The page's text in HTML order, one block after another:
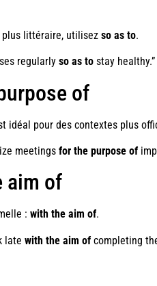
plus littéraire, utilisezso as to.
regularlyso as to stay healthy.”
of
idéal pour des contextes plus
meetingsfor the purpose of
aim of
:with the aim of.
latewith the aim of completing